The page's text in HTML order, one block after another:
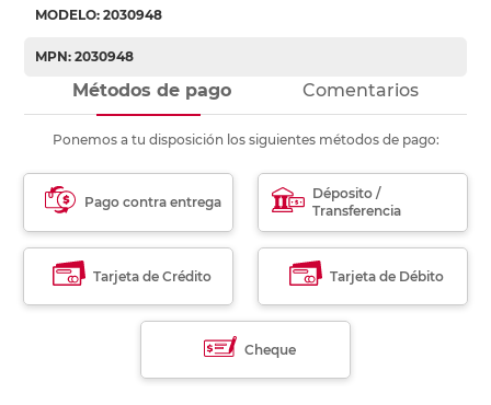
MODELO: 2030948
MPN: 2030948
Métodos de pago Comentarios
Ponemos a tu disposición los siguientes métodos de pago:
Pago contra entrega
Déposito /
Transferencia
Tarjeta de Crédito Tarjeta de Débito
Cheque